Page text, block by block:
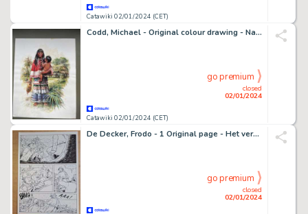
Catawiki 02/01/2024 (CET)
Codd, Michael - Original colour drawing - Native American
Catawiki 02/01/2024 (CET)
closed
02/01/2024
go premium
De Decker, Frodo - 1 Original page - Het verhaal van Vlaanderen 2 - 2022
closed
02/01/2024
go premium